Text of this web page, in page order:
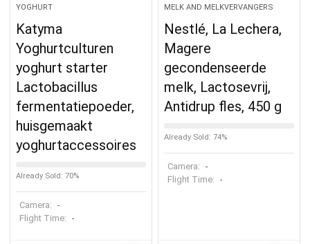
YOGHURT
Katyma
Yoghurtculturen
yoghurt starter
Lactobacillus
fermentatiepoeder,
huisgemaakt
yoghurtaccessoires
Already Sold: 70%
Camera: -
Flight Time: -
MELK AND MELKVERVANGERS
Nestlé, La Lechera,
Magere
gecondenseerde
melk, Lactosevrij,
Antidrup fles, 450 g
Already Sold: 74%
Camera: -
Flight Time: -